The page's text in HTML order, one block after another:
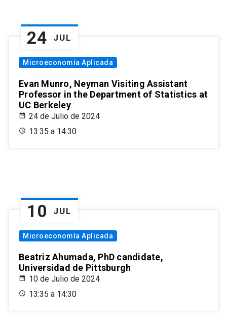
24 JUL
Microeconomía Aplicada
Evan Munro, Neyman Visiting Assistant
Professor in the Department of Statistics at
UC Berkeley
24 de Julio de 2024
13:35 a 14:30
10 JUL
Microeconomía Aplicada
Beatriz Ahumada, PhD candidate,
Universidad de Pittsburgh
10 de Julio de 2024
13:35 a 14:30